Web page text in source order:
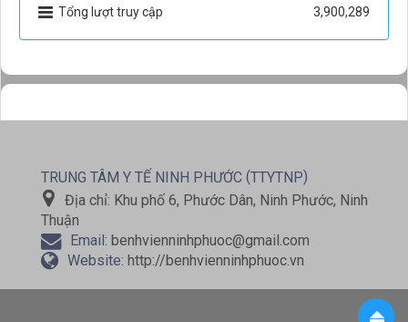
Tổng lượt truy cập
3,900,289
TRUNG TÂM Y TẾ NINH PHƯỚC (TTYTNP)
Địa chỉ: Khu phố 6, Phước Dân, Ninh Phước, Ninh
Thuận
Email: benhvienninhphuoc@gmail.com
Website: http://benhvienninhphuoc.vn